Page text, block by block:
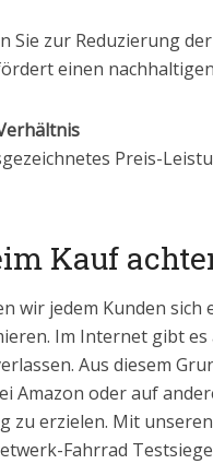
Sie zur Reduzierung
einen
Preis-
Kauf
wir jedem Kunden
Im Internet gibt
Aus diesem
Amazon oder auf
zu erzielen. Mit
Fahrrad